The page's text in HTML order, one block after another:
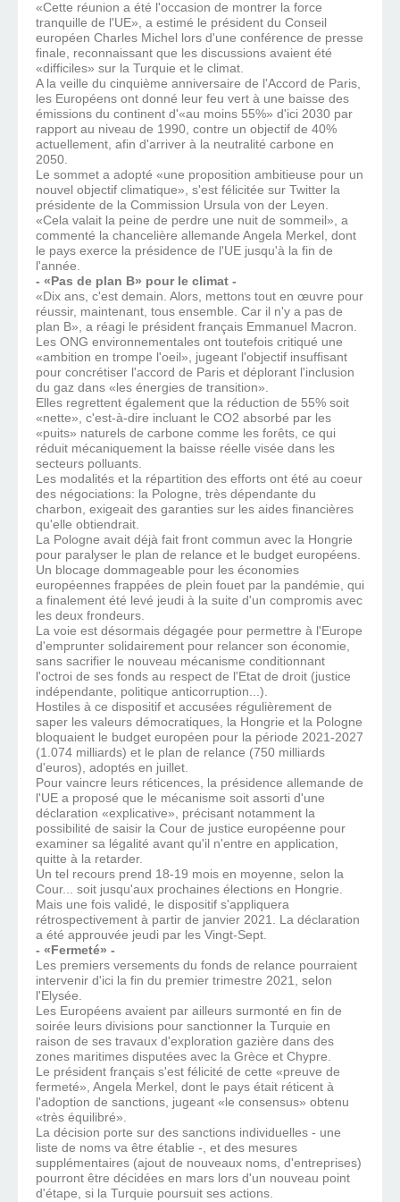
«Cette réunion a été l'occasion de montrer la force
tranquille de l'UE», a estimé le président du Conseil
européen Charles Michel lors d'une conférence de presse
finale, reconnaissant que les discussions avaient été
«difficiles» sur la Turquie et le climat.
A la veille du cinquième anniversaire de l'Accord de Paris,
les Européens ont donné leur feu vert à une baisse des
émissions du continent d'«au moins 55%» d'ici 2030 par
rapport au niveau de 1990, contre un objectif de 40%
actuellement, afin d'arriver à la neutralité carbone en
2050.
Le sommet a adopté «une proposition ambitieuse pour un
nouvel objectif climatique», s'est félicitée sur Twitter la
présidente de la Commission Ursula von der Leyen.
«Cela valait la peine de perdre une nuit de sommeil», a
commenté la chancelière allemande Angela Merkel, dont
le pays exerce la présidence de l'UE jusqu'à la fin de
l'année.
- «Pas de plan B» pour le climat -
«Dix ans, c'est demain. Alors, mettons tout en œuvre pour
réussir, maintenant, tous ensemble. Car il n'y a pas de
plan B», a réagi le président français Emmanuel Macron.
Les ONG environnementales ont toutefois critiqué une
«ambition en trompe l'oeil», jugeant l'objectif insuffisant
pour concrétiser l'accord de Paris et déplorant l'inclusion
du gaz dans «les énergies de transition».
Elles regrettent également que la réduction de 55% soit
«nette», c'est-à-dire incluant le CO2 absorbé par les
«puits» naturels de carbone comme les forêts, ce qui
réduit mécaniquement la baisse réelle visée dans les
secteurs polluants.
Les modalités et la répartition des efforts ont été au coeur
des négociations: la Pologne, très dépendante du
charbon, exigeait des garanties sur les aides financières
qu'elle obtiendrait.
La Pologne avait déjà fait front commun avec la Hongrie
pour paralyser le plan de relance et le budget européens.
Un blocage dommageable pour les économies
européennes frappées de plein fouet par la pandémie, qui
a finalement été levé jeudi à la suite d'un compromis avec
les deux frondeurs.
La voie est désormais dégagée pour permettre à l'Europe
d'emprunter solidairement pour relancer son économie,
sans sacrifier le nouveau mécanisme conditionnant
l'octroi de ses fonds au respect de l'Etat de droit (justice
indépendante, politique anticorruption...).
Hostiles à ce dispositif et accusées régulièrement de
saper les valeurs démocratiques, la Hongrie et la Pologne
bloquaient le budget européen pour la période 2021-2027
(1.074 milliards) et le plan de relance (750 milliards
d'euros), adoptés en juillet.
Pour vaincre leurs réticences, la présidence allemande de
l'UE a proposé que le mécanisme soit assorti d'une
déclaration «explicative», précisant notamment la
possibilité de saisir la Cour de justice européenne pour
examiner sa légalité avant qu'il n'entre en application,
quitte à la retarder.
Un tel recours prend 18-19 mois en moyenne, selon la
Cour... soit jusqu'aux prochaines élections en Hongrie.
Mais une fois validé, le dispositif s'appliquera
rétrospectivement à partir de janvier 2021. La déclaration
a été approuvée jeudi par les Vingt-Sept.
- «Fermeté» -
Les premiers versements du fonds de relance pourraient
intervenir d'ici la fin du premier trimestre 2021, selon
l'Elysée.
Les Européens avaient par ailleurs surmonté en fin de
soirée leurs divisions pour sanctionner la Turquie en
raison de ses travaux d'exploration gazière dans des
zones maritimes disputées avec la Grèce et Chypre.
Le président français s'est félicité de cette «preuve de
fermeté», Angela Merkel, dont le pays était réticent à
l'adoption de sanctions, jugeant «le consensus» obtenu
«très équilibré».
La décision porte sur des sanctions individuelles - une
liste de noms va être établie -, et des mesures
supplémentaires (ajout de nouveaux noms, d'entreprises)
pourront être décidées en mars lors d'un nouveau point
d'étape, si la Turquie poursuit ses actions.